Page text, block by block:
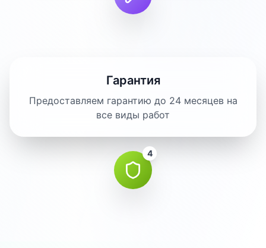
Гарантия
Предоставляем гарантию до 24 месяцев на
все виды работ
4